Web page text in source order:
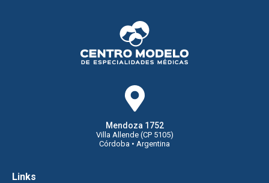
Mendoza 1752
Villa Allende (CP 5105)
Córdoba • Argentina
Links